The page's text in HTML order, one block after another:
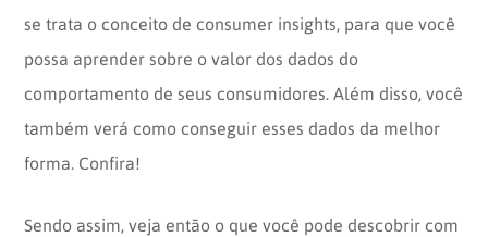
se trata o conceito de consumer insights, para que você
possa aprender sobre o valor dos dados do
comportamento de seus consumidores. Além disso, você
também verá como conseguir esses dados da melhor
forma. Confira!
Sendo assim, veja então o que você pode descobrir com